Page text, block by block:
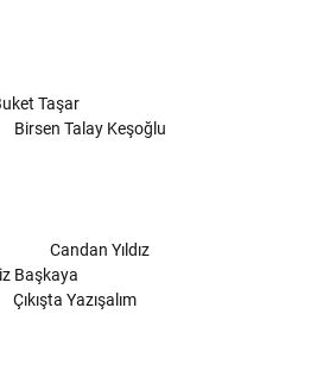
Taşar
Birsen Talay Keşoğlu
Candan Yıldız
Başkaya
Çıkışta Yazışalım